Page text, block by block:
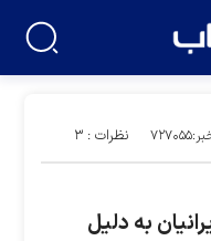
نظرات : ۳
به دلیل